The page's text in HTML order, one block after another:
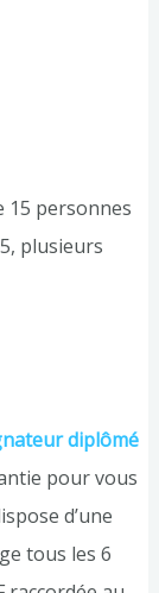
15 personnes
plusieurs
diplômé
pour vous
d’une
tous les 6